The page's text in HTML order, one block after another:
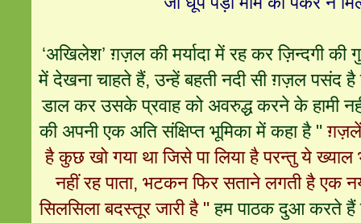
‘अखिलेश’ ग़ज़ल की मर्यादा में रह कर ज़िन्दगी की
में देखना चाहते हैं, उन्हें बहती नदी सी ग़ज़ल पसंद है
डाल कर उसके प्रवाह को अवरुद्ध करने के हामी
की अपनी एक अति संक्षिप्त भूमिका में कहा है "
है कुछ खो गया था जिसे पा लिया है परन्तु ये
नहीं रह पाता, भटकन फिर सताने लगती है एक
सिलसिला बदस्तूर जारी है "हम पाठक दुआ करते हैं